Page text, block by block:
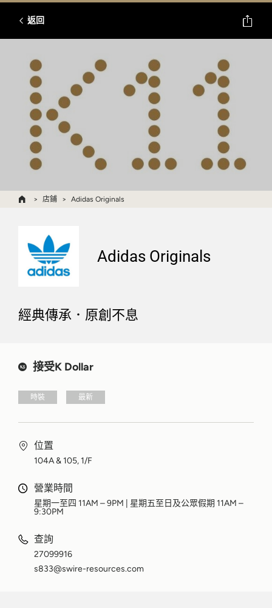
返回
店鋪 Adidas Originals
Adidas Originals
經典傳承．原創不息
接受K Dollar
時裝 最新
位置
104A & 105, 1/F
營業時間
星期一至四 11AM – 9PM | 星期五至日及公眾假期 11AM –
9:30PM
查詢
27099916
s833@swire-resources.com